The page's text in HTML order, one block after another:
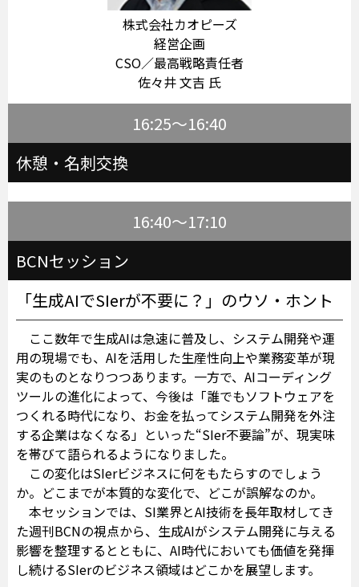
株式会社カオピーズ
経営企画
CSO／最高戦略責任者
佐々井 文吉 氏
16:25～16:40
休憩・名刺交換
16:40～17:10
BCNセッション
「生成AIでSIerが不要に？」のウソ・ホント
ここ数年で生成AIは急速に普及し、システム開発や運
用の現場でも、AIを活用した生産性向上や業務変革が現
実のものとなりつつあります。一方で、AIコーディング
ツールの進化によって、今後は「誰でもソフトウェアを
つくれる時代になり、お金を払ってシステム開発を外注
する企業はなくなる」といった“SIer不要論”が、現実味
を帯びて語られるようになりました。
この変化はSIerビジネスに何をもたらすのでしょう
か。どこまでが本質的な変化で、どこが誤解なのか。
本セッションでは、SI業界とAI技術を長年取材してき
た週刊BCNの視点から、生成AIがシステム開発に与える
影響を整理するとともに、AI時代においても価値を発揮
し続けるSIerのビジネス領域はどこかを展望します。